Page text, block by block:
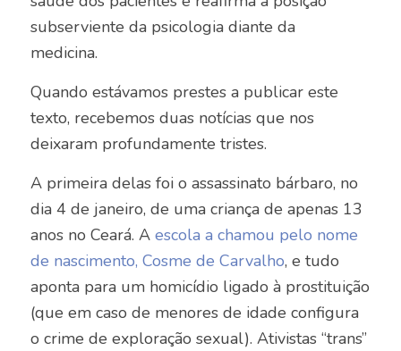
subserviente da psicologia diante da
medicina.
Quando estávamos prestes a publicar este
texto, recebemos duas notícias que nos
deixaram profundamente tristes.
A primeira delas foi o assassinato bárbaro, no
dia 4 de janeiro, de uma criança de apenas 13
anos no Ceará. A escola a chamou pelo nome
de nascimento, Cosme de Carvalho, e tudo
aponta para um homicídio ligado à prostituição
(que em caso de menores de idade configura
o crime de exploração sexual). Ativistas “trans”